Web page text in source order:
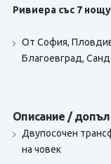
Ривиера със 7
От София,
Благоевград,
Описание /
Двупосочен
на човек